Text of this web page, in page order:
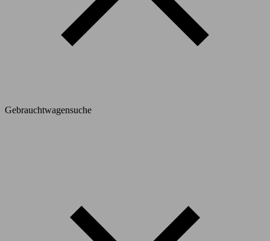
Gebrauchtwagensuche